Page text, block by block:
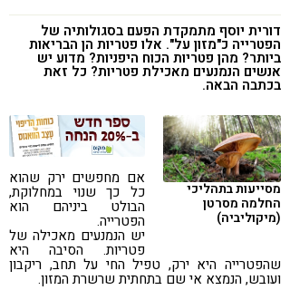
ניקוי רעלים
מזונות על
ילדים
תזונה וספורט
הפרעות קשב & ריכוז
אכילה רגשית
קורונה
טבעונות
דורית יוסף מתמקדת הפעם בסגולותיה של
הפטרייה כ"מזון על". אלו פטריות הן הבריאות
ביותר? מהן פטריות הכוח היפניות? מדוע יש
אנשים הנמנעים מאכילת פטריות? כל זאת
בכתבה הבאה.
מסייעות בתהליכי
החלמה מסרטן
(מיקוליביה)
אם מחפשים ירק שהוא
כל כך שנוי במחלוקת,
הבולט ביניהם הוא
הפטרייה.
יש הנמנעים מאכילה של
פטריות. הסיבה היא
שהפטרייה היא ירק, טפיל החי על תחב, ריקבון
ועובש, הנמצא אי שם בתחתית שרשרת המזון.